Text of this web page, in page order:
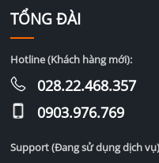
TỔNG ĐÀI
Hotline (Khách hàng mới):
028.22.468.357
0903.976.769
Support (Đang sử dụng dịch